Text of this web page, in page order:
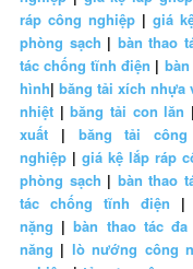
ráp công nghiệp |giá
phòng sạch | bàn thao
tác chống tĩnh điện |
hình| băng tải xích nhựa
nhiệt |băng tải con lăn
xuất | băng tải công
nghiệp | giá kệ lắp ráp
phòng sạch | bàn thao
tác chống tĩnh điện |
nặng |bàn thao tác đa
năng | lò nướng công